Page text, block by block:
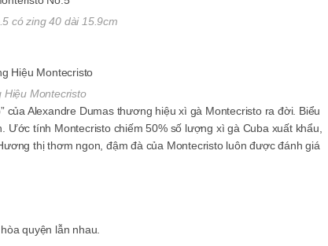
có zing 40 dài 15.9cm
Hiệu Montecristo
của Alexandre Dumas thương hiệu xì gà Montecristo ra đời. Biểu
tính Montecristo chiếm 50% số lượng xì gà Cuba xuất khẩu,
thị thơm ngon, đậm đà của Montecristo luôn được đánh giá
quyện lẫn nhau.